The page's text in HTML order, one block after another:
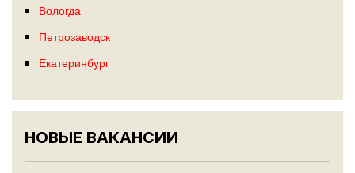
Вологда
Петрозаводск
Екатеринбург
НОВЫЕ ВАКАНСИИ